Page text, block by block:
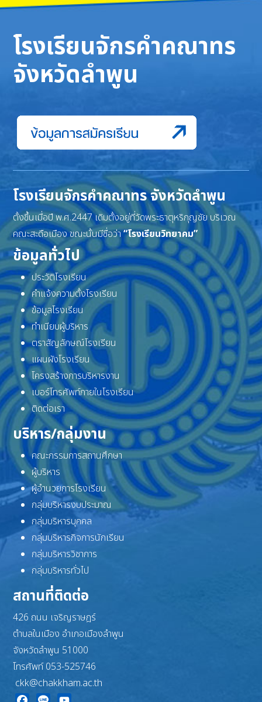
โรงเรียนจักรคำคณาทร
จังหวัดลำพูน
โรงเรียนจักรคำคณาทร จังหวัดลำพูน
ตั้งขึ้นเมื่อปี พ.ศ.2447 เดิมตั้งอยู่ที่วัดพระธาตุหริภุญชัย บริเวณ
คณะสะดือเมือง ขณะนั้นมีชื่อว่า“โรงเรียนวิทยาคม”
ข้อมูลทั่วไป
ประวัติโรงเรียน
คำแจ้งความตั้งโรงเรียน
ข้อมูลโรงเรียน
ทำเนียบผู้บริหาร
ตราสัญลักษณ์โรงเรียน
แผนผังโรงเรียน
โครงสร้างการบริหารงาน
เบอร์โทรศัพท์ภายในโรงเรียน
ติดต่อเรา
บริหาร/กลุ่มงาน
คณะกรรมการสถานศึกษา
ผู้บริหาร
ผู้อำนวยการโรงเรียน
กลุ่มบริหารงบประมาณ
กลุ่มบริหารบุคคล
กลุ่มบริหารกิจการนักเรียน
กลุ่มบริหารวิชาการ
กลุ่มบริหารทั่วไป
สถานที่ติดต่อ
426 ถนน เจริญราษฎร์
ตำบลในเมือง อำเภอเมืองลำพูน
จังหวัดลำพูน 51000
โทรศัพท์ 053-525746
ckk@chakkham.ac.th